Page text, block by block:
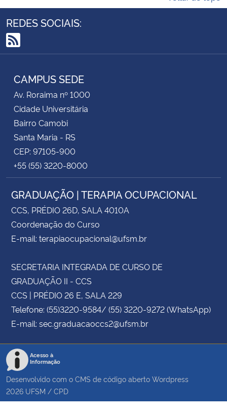
REDES SOCIAIS:
RSS
CAMPUS SEDE
Av. Roraima nº 1000
Cidade Universitária
Bairro Camobi
Santa Maria - RS
CEP: 97105-900
+55 (55) 3220-8000
GRADUAÇÃO | TERAPIA OCUPACIONAL
CCS, PRÉDIO 26D, SALA 4010A
Coordenação do Curso
E-mail: terapiaocupacional@ufsm.br
SECRETARIA INTEGRADA DE CURSO DE
GRADUAÇÃO II - CCS
CCS | PRÉDIO 26 E, SALA 229
Telefone: (55)3220-9584/ (55) 3220-9272 (WhatsApp)
E-mail: sec.graduacaoccs2@ufsm.br
Acesso à
Informação
Desenvolvido com o CMS de código aberto Wordpress
2026 UFSM / CPD